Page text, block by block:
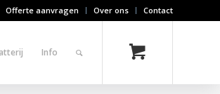
Offerte aanvragen Over ons Contact
Info